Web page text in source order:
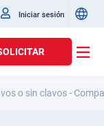
Iniciar sesión
o sin clavos -